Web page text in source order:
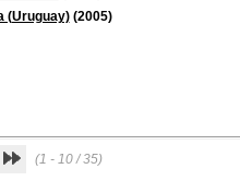
(Uruguay)(2005)
(1 - 10 / 35)